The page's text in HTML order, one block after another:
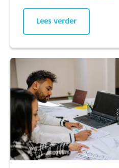
Lees verder